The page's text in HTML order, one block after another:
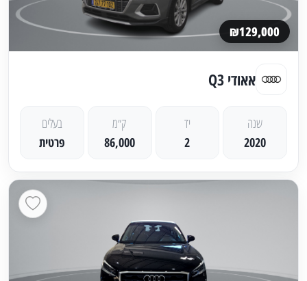
₪129,000
אאודי Q3
שנה
2020
יד
2
ק״מ
86,000
בעלים
פרטית